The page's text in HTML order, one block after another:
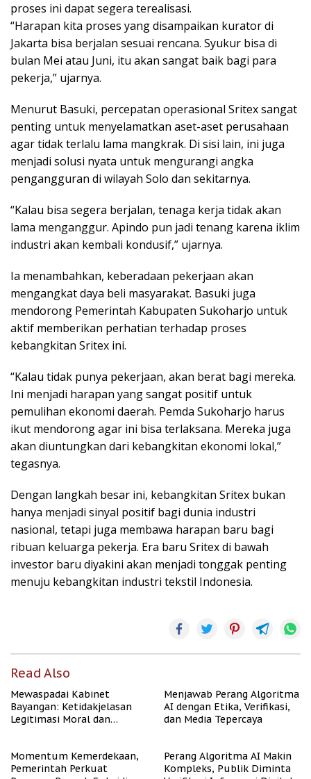
proses ini dapat segera terealisasi.
“Harapan kita proses yang disampaikan kurator di
Jakarta bisa berjalan sesuai rencana. Syukur bisa di
bulan Mei atau Juni, itu akan sangat baik bagi para
pekerja,” ujarnya.
Menurut Basuki, percepatan operasional Sritex sangat
penting untuk menyelamatkan aset-aset perusahaan
agar tidak terlalu lama mangkrak. Di sisi lain, ini juga
menjadi solusi nyata untuk mengurangi angka
pengangguran di wilayah Solo dan sekitarnya.
“Kalau bisa segera berjalan, tenaga kerja tidak akan
lama menganggur. Apindo pun jadi tenang karena iklim
industri akan kembali kondusif,” ujarnya.
Ia menambahkan, keberadaan pekerjaan akan
mengangkat daya beli masyarakat. Basuki juga
mendorong Pemerintah Kabupaten Sukoharjo untuk
aktif memberikan perhatian terhadap proses
kebangkitan Sritex ini.
“Kalau tidak punya pekerjaan, akan berat bagi mereka.
Ini menjadi harapan yang sangat positif untuk
pemulihan ekonomi daerah. Pemda Sukoharjo harus
ikut mendorong agar ini bisa terlaksana. Mereka juga
akan diuntungkan dari kebangkitan ekonomi lokal,”
tegasnya.
Dengan langkah besar ini, kebangkitan Sritex bukan
hanya menjadi sinyal positif bagi dunia industri
nasional, tetapi juga membawa harapan baru bagi
ribuan keluarga pekerja. Era baru Sritex di bawah
investor baru diyakini akan menjadi tonggak penting
menuju kebangkitan industri tekstil Indonesia.
Read Also
Mewaspadai Kabinet
Bayangan: Ketidakjelasan
Legitimasi Moral dan
Menjawab Perang Algoritma
AI dengan Etika, Verifikasi,
dan Media Tepercaya
Momentum Kemerdekaan,
Pemerintah Perkuat
Perang Algoritma AI Makin
Kompleks, Publik Diminta